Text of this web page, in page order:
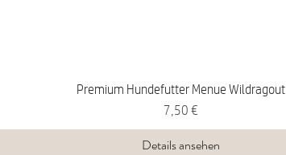
Premium Hundefutter Menue Wildragout
Preis
7,50 €
Details ansehen